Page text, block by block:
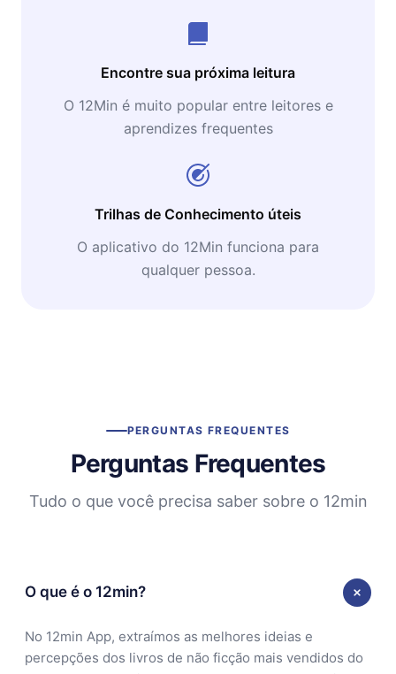
Encontre sua próxima leitura
O 12Min é muito popular entre leitores e
aprendizes frequentes
Trilhas de Conhecimento úteis
O aplicativo do 12Min funciona para
qualquer pessoa.
PERGUNTAS FREQUENTES
Perguntas Frequentes
Tudo o que você precisa saber sobre o 12min
O que é o 12min?
No 12min App, extraímos as melhores ideias e
percepções dos livros de não ficção mais vendidos do